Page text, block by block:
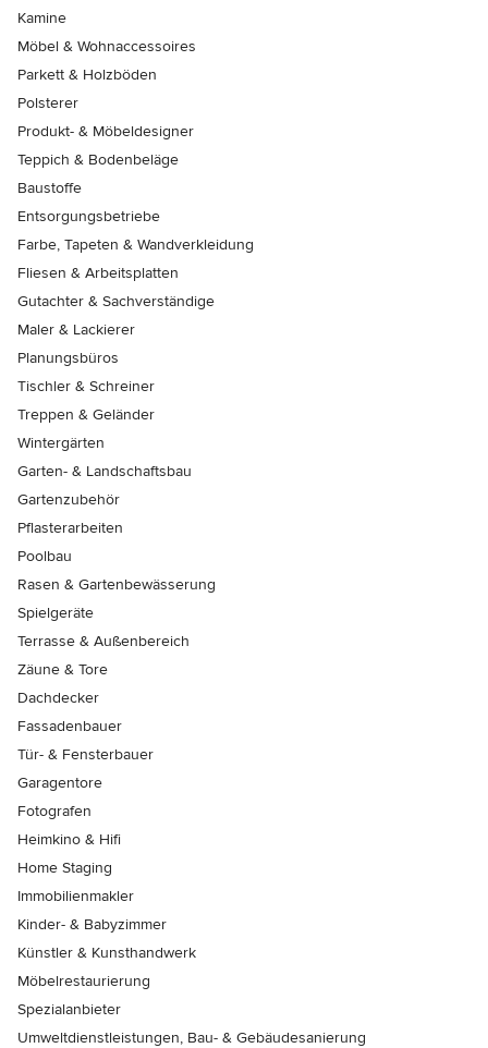
Kamine
Möbel & Wohnaccessoires
Parkett & Holzböden
Polsterer
Produkt- & Möbeldesigner
Teppich & Bodenbeläge
Baustoffe
Entsorgungsbetriebe
Farbe, Tapeten & Wandverkleidung
Fliesen & Arbeitsplatten
Gutachter & Sachverständige
Maler & Lackierer
Planungsbüros
Tischler & Schreiner
Treppen & Geländer
Wintergärten
Garten- & Landschaftsbau
Gartenzubehör
Pflasterarbeiten
Poolbau
Rasen & Gartenbewässerung
Spielgeräte
Terrasse & Außenbereich
Zäune & Tore
Dachdecker
Fassadenbauer
Tür- & Fensterbauer
Garagentore
Fotografen
Heimkino & Hifi
Home Staging
Immobilienmakler
Kinder- & Babyzimmer
Künstler & Kunsthandwerk
Möbelrestaurierung
Spezialanbieter
Umweltdienstleistungen, Bau- & Gebäudesanierung